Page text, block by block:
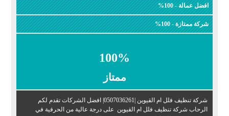
افضل عمالة - 100%
شركة ممتازة - 100%
100%
ممتاز
شركة تنظيف فلل ام القيوين |0507036261| افضل الشركات تقدم لكم
الرحاب شركة تنظيف فلل ام القيوين على درجة عالية من الحرفية في